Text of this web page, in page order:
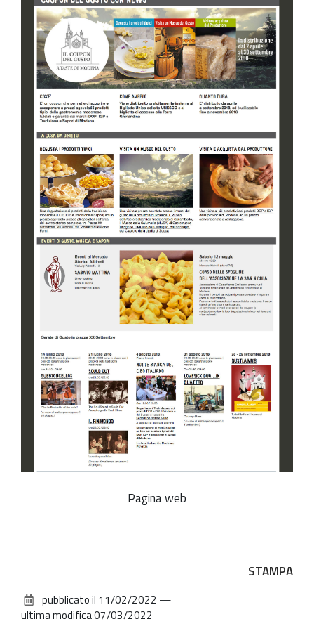
Pagina web
documento
STAMPA
pubblicato il 11/02/2022 —
ultima modifica07/03/2022